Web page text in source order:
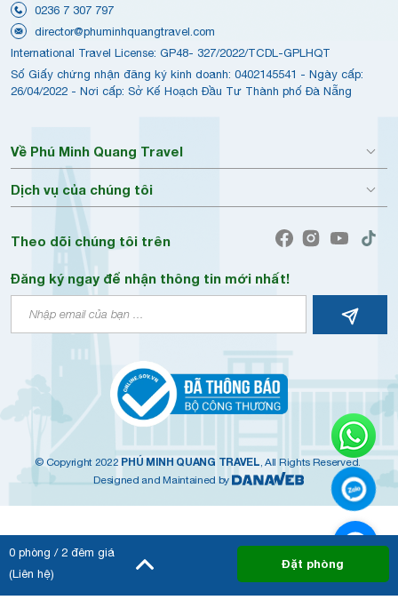
0 phòng / 2 đêm giá
(Liên hệ)
Đặt phòng
0236 7 307 797
director@phuminhquangtravel.com
International Travel License: GP48- 327/2022/TCDL-GPLHQT
Số Giấy chứng nhận đăng ký kinh doanh: 0402145541 - Ngày cấp:
26/04/2022 - Nơi cấp: Sở Kế Hoạch Đầu Tư Thành phố Đà Nẵng
Về Phú Minh Quang Travel
Dịch vụ của chúng tôi
Theo dõi chúng tôi trên
Đăng ký ngay để nhận thông tin mới nhất!
© Copyright 2022 PHÚ MINH QUANG TRAVEL, All Rights Reserved.
Designed and Maintained by